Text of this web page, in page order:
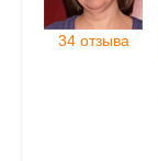
34 отзыва